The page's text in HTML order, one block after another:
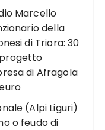
Marcello
della
di Triora: 30
di Afragola
(Alpi Liguri)
o feudo di